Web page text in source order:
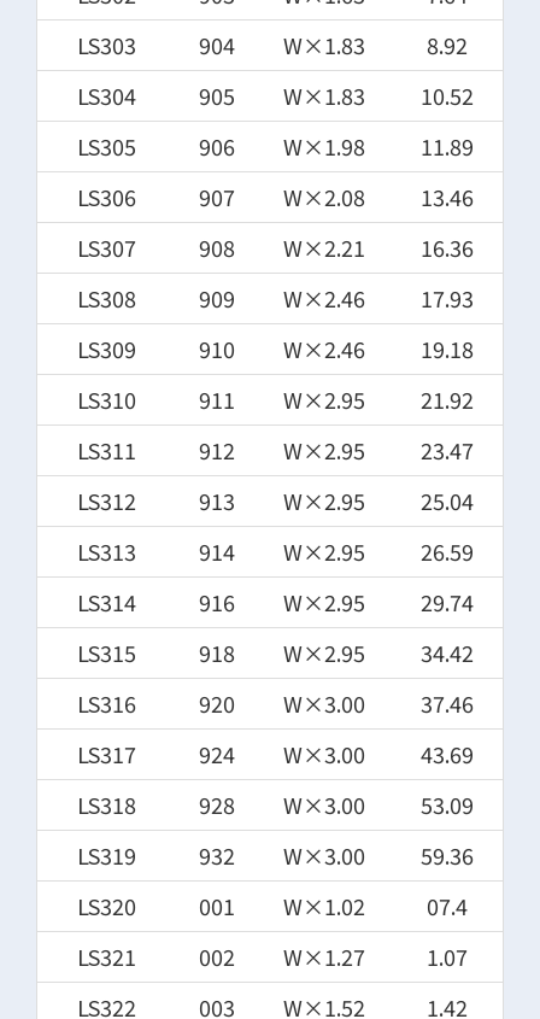
LS303
904 W×1.83
8.92
LS304
905 W×1.83
10.52
LS305
906 W×1.98
11.89
LS306
907 W×2.08
13.46
LS307
908 W×2.21
16.36
LS308
909 W×2.46
17.93
LS309
910 W×2.46
19.18
LS310
911 W×2.95
21.92
LS311
912 W×2.95
23.47
LS312
913 W×2.95
25.04
LS313
914 W×2.95
26.59
LS314
916 W×2.95
29.74
LS315
918 W×2.95
34.42
LS316
920 W×3.00
37.46
LS317
924 W×3.00
43.69
LS318
928 W×3.00
53.09
LS319
932 W×3.00
59.36
LS320
001 W×1.02
07.4
LS321
002 W×1.27
1.07
LS322
003 W×1.52
1.42